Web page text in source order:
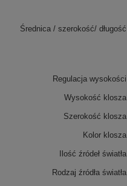
Średnica / szerokość/ długość
Regulacja wysokości
Wysokość klosza
Szerokość klosza
Kolor klosza
Ilość źródeł światła
Rodzaj źródła światła